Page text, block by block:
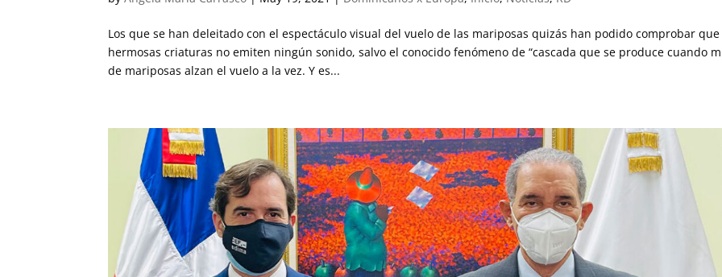
Los que se han deleitado con el espectáculo visual del vuelo de las mariposas quizás han podido comprobar
hermosas criaturas no emiten ningún sonido, salvo el conocido fenómeno de “cascada que se produce cuando
de mariposas alzan el vuelo a la vez. Y es...